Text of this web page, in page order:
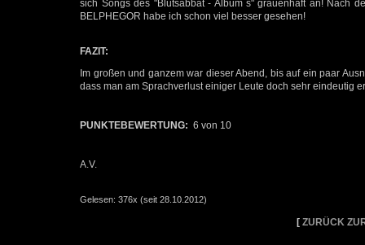
sich Songs des "Blutsabbat - Album´s" grauenhaft an! Nach
BELPHEGOR habe ich schon viel besser gesehen!
FAZIT:
Im großen und ganzem war dieser Abend, bis auf ein paar
dass man am Sprachverlust einiger Leute doch sehr eindeutig
PUNKTEBEWERTUNG: 6 von 10
A.V.
Gelesen: 376x (seit 28.10.2012)
[ ZURÜCK